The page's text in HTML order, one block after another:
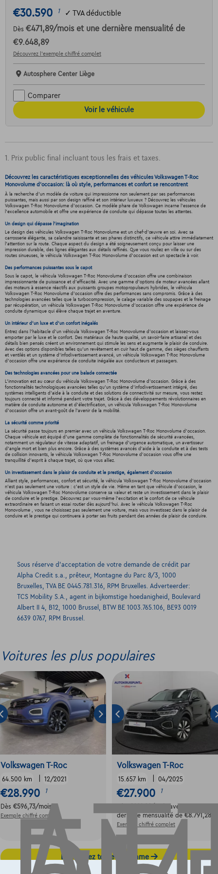
€30.590 1 ✓ TVA déductible
Dès €471,89/mois et une dernière mensualité de
€9.648,89
Découvrez l’exemple chiffré complet
Autosphere Center Liège
Comparer
Voir le véhicule
1. Prix public final incluant tous les frais et taxes.
Découvrez les caractéristiques exceptionnelles des véhicules Volkswagen T-Roc
Monovolume d'occasion: là où style, performances et confort se rencontrent
À la recherche d'un modèle de voiture qui impressionne non seulement par ses performances
puissantes, mais aussi par son design raffiné et son intérieur luxueux ? Découvrez les véhicules
Volkswagen T-Roc Monovolume d'occasion. Ce modèle phare de Volkswagen incarne l'essence de
l'excellence automobile et offre une expérience de conduite qui dépasse toutes les attentes.
Un design qui dépasse l'imagination
Le design des véhicules Volkswagen T-Roc Monovolume est un chef-d'œuvre en soi. Avec sa
carrosserie élégante, sa calandre saisissante et ses phares distinctifs, ce véhicule attire immédiatement
l'attention sur la route. Chaque aspect du design a été soigneusement conçu pour laisser une
impression durable, des lignes élégantes aux détails raffinés. Que vous rouliez en ville ou sur des
routes sinueuses, le véhicula Volkswagen T-Roc Monovolume d'occasion est un spectacle à voir.
Des performances puissantes sous le capot
Sous le capot, le véhicula Volkswagen T-Roc Monovolume d'occasion offre une combinaison
impressionnante de puissance et d'efficacité. Avec une gamme d'options de moteur avancées allant
des moteurs à essence réactifs aux puissants groupes motopropulseurs hybrides, le véhicula
Volkswagen T-Roc Monovolume d'occasion offre des performances sans compromis. Grâce à des
technologies avancées telles que la turbocompression, le calage variable des soupapes et le freinage
par récupération, un véhicula Volkswagen T-Roc Monovolume d'occasion offre une expérience de
conduite dynamique qui élève chaque trajet en aventure.
Un intérieur d’un luxe et d’un confort inégalés
Entrez dans l'habitacle d'un véhicula Volkswagen T-Roc Monovolume d'occasion et laissez-vous
emporter par le luxe et le confort. Des matériaux de haute qualité, un savoir-faire artisanal et des
détails bien pensés créent un environnement qui stimule les sens et augmente le plaisir de conduire.
Avec des options disponibles telles qu'un revêtement en cuir haut de gamme, des sièges chauffants
et ventilés et un système d'infodivertissement avancé, un véhicula Volkswagen T-Roc Monovolume
d'occasion offre une expérience de conduite inégalée aux conducteurs et passagers.
Des technologies avancées pour une balade connectée
L'innovation est au cœur du véhicula Volkswagen T-Roc Monovolume d'occasion. Grâce à des
fonctionnalités technologiques avancées telles qu'un système d'infodivertissement intégré, des
systèmes intelligents d'aide à la conduite et des solutions de connectivité sur mesure, vous restez
toujours connecté et informé pendant votre trajet. Grâce à des développements révolutionnaires en
matière de conduite autonome et d'électrification, un véhicula Volkswagen T-Roc Monovolume
d'occasion offre un avant-goût de l'avenir de la mobilité.
La sécurité comme priorité
La sécurité passe toujours en premier avec un véhicula Volkswagen T-Roc Monovolume d'occasion.
Chaque véhicule est équipé d'une gamme complète de fonctionnalités de sécurité avancées,
notamment un régulateur de vitesse adaptatif, un freinage d'urgence automatique, un avertisseur
d'angle mort et bien plus encore. Grâce à des systèmes avancés d'aide à la conduite et à des tests
de collision innovants, le véhicula Volkswagen T-Roc Monovolume d'occasion vous offre une
tranquillité d'esprit à chaque trajet, où que vous alliez.
Un investissement dans le plaisir de conduite et le prestige, également d'occasion
Alliant style, performances, confort et sécurité, le véhicula Volkswagen T-Roc Monovolume d'occasion
n'est pas seulement une voiture : c'est un style de vie. Même en tant que véhicule d'occasion, le
véhicula Volkswagen T-Roc Monovolume conserve sa valeur et reste un investissement dans le plaisir
de conduire et le prestige. Découvrez par vous-même l'excitation et le confort de ce véhicule
extraordinaire en faisant un essai routier dès aujourd'hui. Avec le véhicula Volkswagen T-Roc
Monovolume , vous ne choisissez pas seulement une voiture, mais vous investissez dans le plaisir de
conduire et le prestige qui continuera à porter ses fruits pendant des années de plaisir de conduire.
Sous réserve d’acceptation de votre demande de crédit par
Alpha Credit s.a., prêteur, Montagne du Parc 8/3, 1000
Bruxelles, TVA BE 0445.781.316, RPM Bruxelles. Adverteerder:
TCS Mobility S.A., agent in bijkomstige hoedanigheid, Boulevard
Albert II 4, B12, 1000 Brussel, BTW BE 1003.765.106, BE93 0019
6639 0767, RPM Brussel.
Voitures les plus populaires
Volkswagen T-Roc
64.500 km 12/2021
€28.990 1
Dès €596,73/mois
Exemple chiffré complet
Volkswagen T-Roc
15.657 km 04/2025
€27.900 1
avec une
dernière mensualité de€8.791,28
Exemple chiffré complet
Découvrez toute la gamme